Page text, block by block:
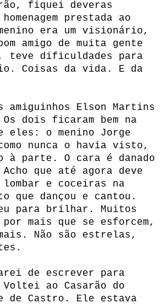
fiquei deveras
prestada ao
era um visionário,
amigo de muita gente
teve dificuldades para
Coisas da vida. E da
Elson Martins
dois ficaram bem na
eles: o menino Jorge
nunca o havia visto,
à parte. O cara é danado
que até agora deve
e coceiras na
que dançou e cantou.
para brilhar. Muitos
mais que se esforcem,
Não são estrelas,
de escrever para
ao Casarão do
de Castro. Ele estava